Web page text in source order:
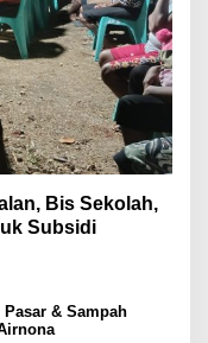
Bis Sekolah,
Subsidi
& Sampah